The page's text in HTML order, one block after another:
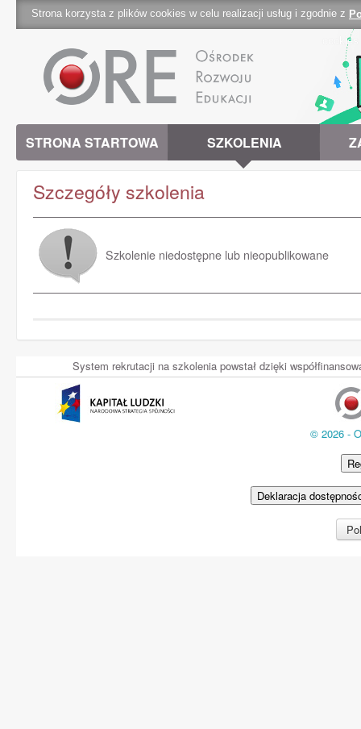
Strona korzysta z plików cookies w celu realizacji usług i zgodnie z
STRONA STARTOWA SZKOLENIA
Szczegóły szkolenia
Szkolenie niedostępne lub nieopublikowane
System rekrutacji na szkolenia powstał dzięki
© 2026 -
Deklaracja